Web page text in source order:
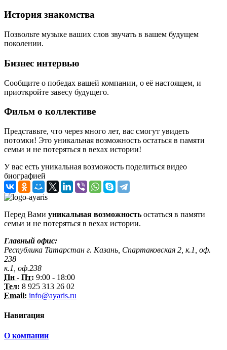
История знакомства
Позвольте музыке ваших слов звучать в вашем будущем
поколении.
Бизнес интервью
Сообщите о победах вашей компании, о её настоящем, и
приоткройте завесу будущего.
Фильм о коллективе
Представьте, что через много лет, вас смогут увидеть
потомки! Это уникальная возможность остаться в памяти
семьи и не потеряться в вехах истории!
У вас есть уникальная возможость поделиться видео
биографией
Перед Вами уникальная возможность остаться в памяти
семьи и не потеряться в вехах истории.
Главный офис:
Республика Татарстан г. Казань, Спартаковская 2, к.1, оф.
238
к.1, оф.238
Пн - Пт: 9:00 - 18:00
Тел: 8 925 313 26 02
Email: info@ayaris.ru
Навигация
О компании